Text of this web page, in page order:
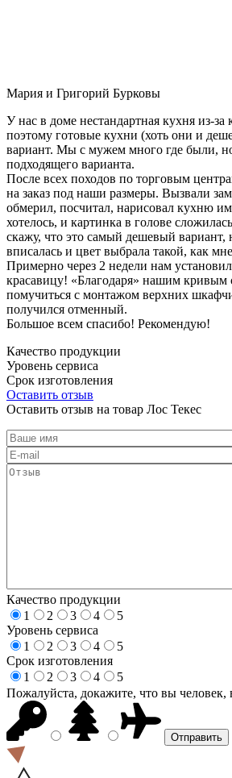
Мария и Григорий Бурковы
У нас в доме нестандартная кухня из-за
поэтому готовые кухни (хоть они и
вариант. Мы с мужем много где были,
подходящего варианта.
После всех походов по торговым
на заказ под наши размеры. Вызвали
обмерил, посчитал, нарисовал кухню
хотелось, и картинка в голове
скажу, что это самый дешевый вариант,
вписалась и цвет выбрала такой, как
Примерно через 2 недели нам
красавицу! «Благодаря» нашим
помучиться с монтажом верхних
получился отменный.
Большое всем спасибо! Рекомендую!
Качество продукции
Уровень сервиса
Срок изготовления
Оставить отзыв
Оставить отзыв на товар Лос Текес
Качество продукции
1
2 3 4
5
Уровень сервиса
1
2 3 4
5
Срок изготовления
1
2 3 4
5
Пожалуйста, докажите, что вы человек,